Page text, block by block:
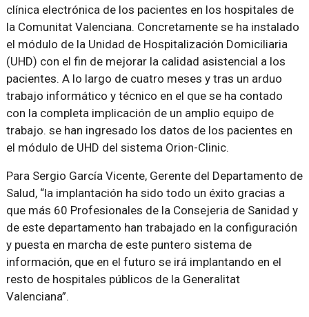
clínica electrónica de los pacientes en los hospitales de
la Comunitat Valenciana. Concretamente se ha instalado
el módulo de la Unidad de Hospitalización Domiciliaria
(UHD) con el fin de mejorar la calidad asistencial a los
pacientes. A lo largo de cuatro meses y tras un arduo
trabajo informático y técnico en el que se ha contado
con la completa implicación de un amplio equipo de
trabajo. se han ingresado los datos de los pacientes en
el módulo de UHD del sistema Orion-Clinic.
Para Sergio García Vicente, Gerente del Departamento de
Salud, la implantación ha sido todo un éxito gracias a
que más 60 Profesionales de la Consejeria de Sanidad y
de este departamento han trabajado en la configuración
y puesta en marcha de este puntero sistema de
información, que en el futuro se irá implantando en el
resto de hospitales públicos de la Generalitat
Valenciana .